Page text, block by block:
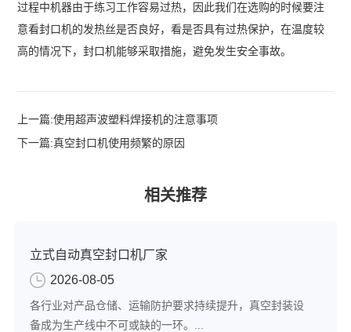
过程中机器由于练习工作容易过热，因此我们在选购的时候要注
意看封口机的发热丝是否良好，看是否具有过热保护，在温度较
高的情况下，封口机能够采取措施，避免发生安全事故。
上一篇:使用超声波塑料焊接机的注意事项
下一篇:真空封口机使用频繁的原因
相关推荐
立式自动真空封口机厂家
2026-08-05
各行业对产品仓储、运输防护要求持续提升，真空封装设
备成为生产线中不可或缺的一环。...